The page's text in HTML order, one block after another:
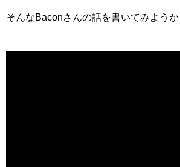
そんなBaconさんの話を書いてみようか